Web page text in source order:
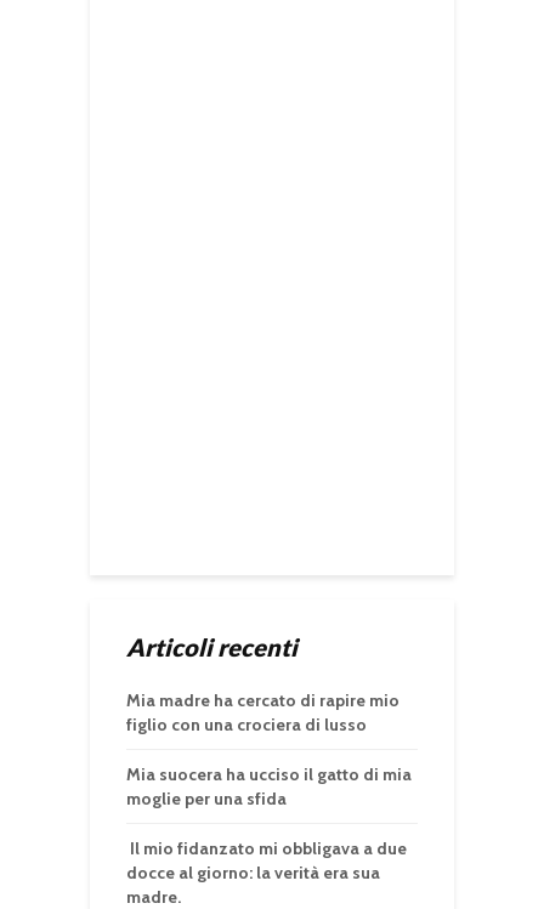
Articoli recenti
Mia madre ha cercato di rapire mio
figlio con una crociera di lusso
Mia suocera ha ucciso il gatto di mia
moglie per una sfida
Il mio fidanzato mi obbligava a due
docce al giorno: la verità era sua
madre.